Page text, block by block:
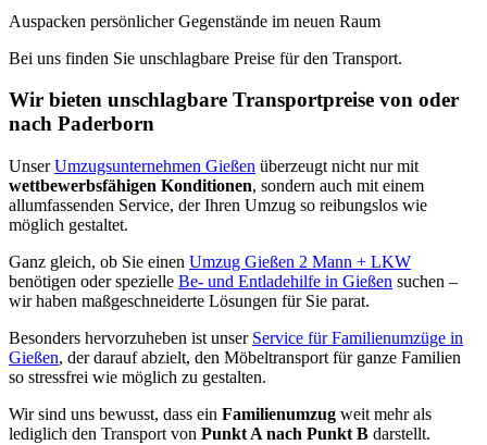
Auspacken persönlicher Gegenstände im neuen Raum
Bei uns finden Sie unschlagbare Preise für den Transport.
Wir bieten unschlagbare Transportpreise von oder
nach Paderborn
UnserUmzugsunternehmen Gießen überzeugt nicht nur mit
wettbewerbsfähigen Konditionen, sondern auch mit einem
allumfassenden Service, der Ihren Umzug so reibungslos wie
möglich gestaltet.
Ganz gleich, ob Sie einen Umzug Gießen 2 Mann + LKW
benötigen oder spezielle Be- und Entladehilfe in Gießen suchen –
wir haben maßgeschneiderte Lösungen für Sie parat.
Besonders hervorzuheben ist unser Service für Familienumzüge in
Gießen, der darauf abzielt, den Möbeltransport für ganze Familien
so stressfrei wie möglich zu gestalten.
Wir sind uns bewusst, dass ein Familienumzug weit mehr als
lediglich den Transport von Punkt A nach Punkt B darstellt.